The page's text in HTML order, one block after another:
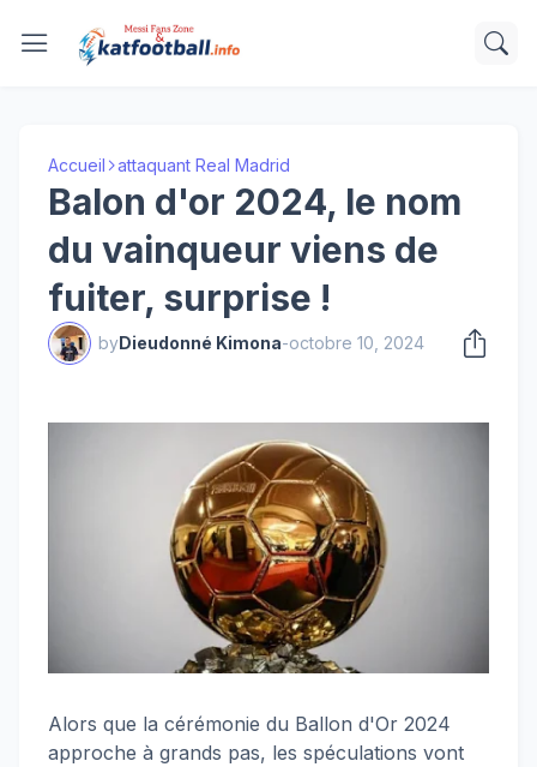
Accueil attaquant Real Madrid
Balon d'or 2024, le nom
du vainqueur viens de
fuiter, surprise !
byDieudonné Kimona-octobre 10, 2024
Alors que la cérémonie du Ballon d'Or 2024
approche à grands pas, les spéculations vont